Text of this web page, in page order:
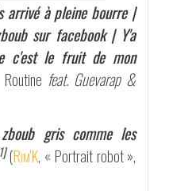
arrivé à pleine bourre |
sur facebook | Y'a
c'est le fruit de mon
feat. Guevarap &
gris comme les
(Rim'K, « Portrait robot »,